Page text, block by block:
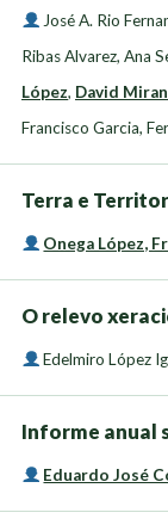
José A. Rio
Ribas Alvarez, Ana
López, David
Francisco Garcia,
Terra e
Onega López,
O relevo
Edelmiro López
Informe anual
Eduardo José